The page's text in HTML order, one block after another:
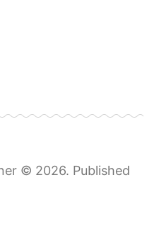
© 2026. Published